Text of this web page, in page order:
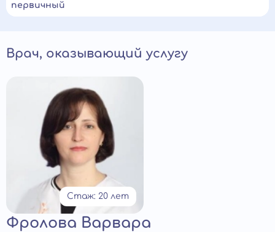
первичный
Врач, оказывающий услугу
Стаж: 20 лет
Фролова Варвара